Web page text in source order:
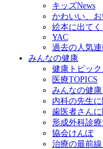
キッズNews
かわいい、
絵本に出て
YAC
過去の人気
みんなの健康
健康トピック
医療TOPICS
みんなの健
内科の先生
歯医者さん
形成外科診
協会けんぽ
治療の最前線